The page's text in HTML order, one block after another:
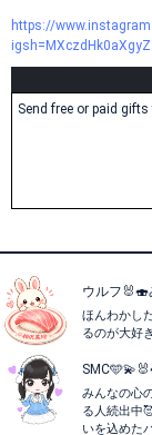
https://
Send free or paid
ウルフ
ほんわかし
るのが大好
みんなの心
る人続出中
いを込めた